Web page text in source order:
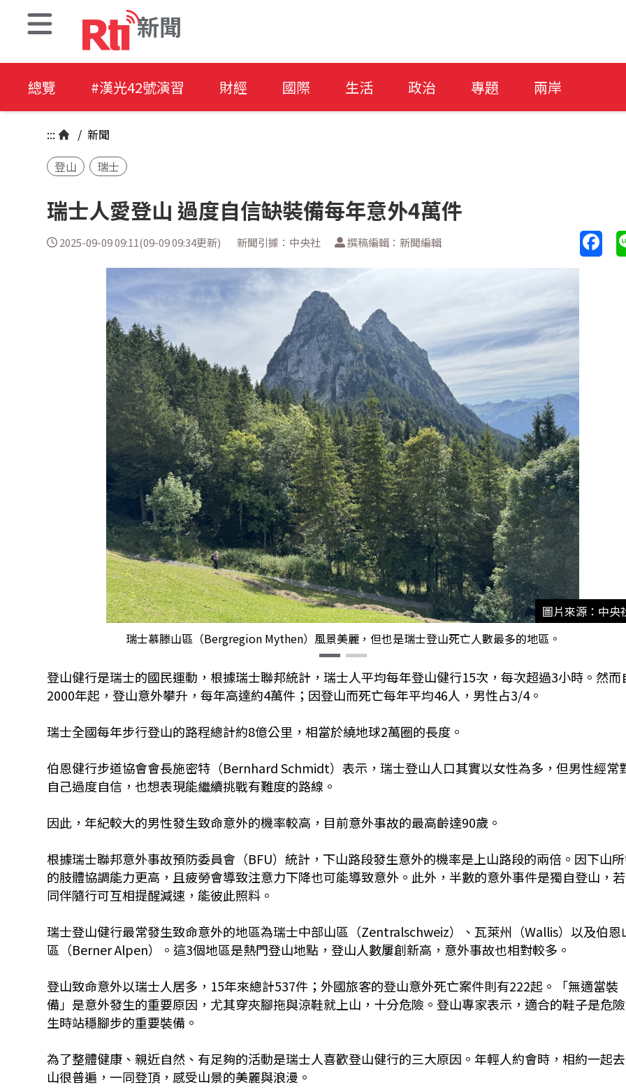
新聞
總覽 #漢光42號演習 財經 國際 生活 政治 專題 兩岸
::: / 新聞
登山
瑞士
瑞士人愛登山 過度自信缺裝備每年意外4萬件
2025-09-09 09:11(09-09 09:34更新) 新聞引據：中央社 撰稿編輯：新聞編輯
圖片來源：中央
瑞士慕滕山區（Bergregion Mythen）風景美麗，但也是瑞士登山死亡人數最多的地區。
登山健行是瑞士的國民運動，根據瑞士聯邦統計，瑞士人平均每年登山健行15次，每次超過3小時。然而
2000年起，登山意外攀升，每年高達約4萬件；因登山而死亡每年平均46人，男性占3/4。
瑞士全國每年步行登山的路程總計約8億公里，相當於繞地球2萬圈的長度。
伯恩健行步道協會會長施密特（Bernhard Schmidt）表示，瑞士登山人口其實以女性為多，但男性經常
自己過度自信，也想表現能繼續挑戰有難度的路線。
因此，年紀較大的男性發生致命意外的機率較高，目前意外事故的最高齡達90歲。
根據瑞士聯邦意外事故預防委員會（BFU）統計，下山路段發生意外的機率是上山路段的兩倍。因下山
的肢體協調能力更高，且疲勞會導致注意力下降也可能導致意外。此外，半數的意外事件是獨自登山，
同伴隨行可互相提醒減速，能彼此照料。
瑞士登山健行最常發生致命意外的地區為瑞士中部山區（Zentralschweiz）、瓦萊州（Wallis）以及伯恩
區（Berner Alpen）。這3個地區是熱門登山地點，登山人數屢創新高，意外事故也相對較多。
登山致命意外以瑞士人居多，15年來總計537件；外國旅客的登山意外死亡案件則有222起。「無適當裝
備」是意外發生的重要原因，尤其穿夾腳拖與涼鞋就上山，十分危險。登山專家表示，適合的鞋子是危
生時站穩腳步的重要裝備。
為了整體健康、親近自然、有足夠的活動是瑞士人喜歡登山健行的三大原因。年輕人約會時，相約一起
山很普遍，一同登頂，感受山景的美麗與浪漫。